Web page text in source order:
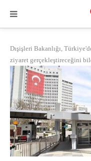
Dışişleri Bakanlığı,
ziyaret gerçekleştireceğini